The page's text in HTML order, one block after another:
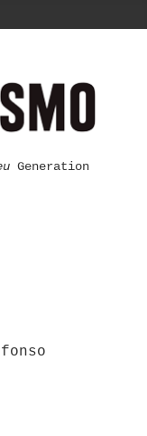
Generation